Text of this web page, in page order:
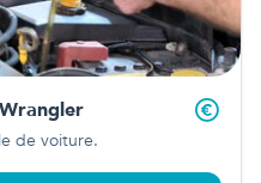
de voiture.